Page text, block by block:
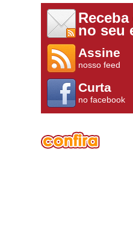
no seu
Assine
nosso feed
Curta
no facebook